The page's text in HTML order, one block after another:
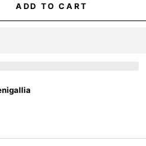
ADD TO CART